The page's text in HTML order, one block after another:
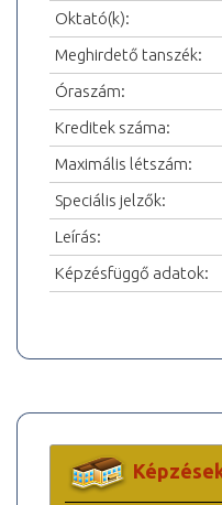
Oktató(k):
Meghirdető tanszék:
Óraszám:
Kreditek száma:
Maximális létszám:
Speciális jelzők:
Leírás:
Képzésfüggő adatok: